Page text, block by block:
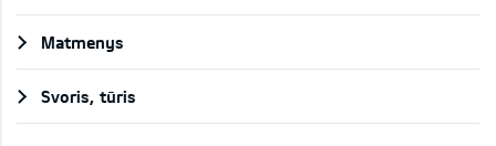
Matmenys
Svoris, tūris